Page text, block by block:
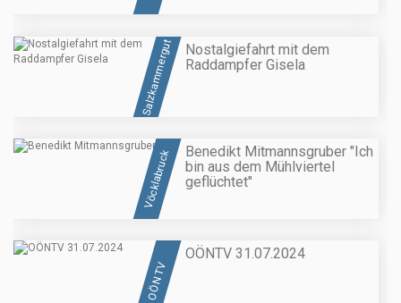
Salzkammergut
Nostalgiefahrt mit dem
Raddampfer Gisela
Vöcklabruck
Benedikt Mitmannsgruber "Ich
bin aus dem Mühlviertel
geflüchtet"
OÖN TV
OÖNTV 31.07.2024